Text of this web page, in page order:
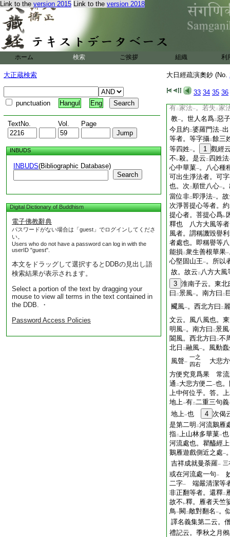
Link to the version 2015 Link to the version 2018
ホーム 検索 ご挨拶 組織 利
大正蔵検索
punctuation Hangul Eng
TextNo. Vol. Page
INBUDS
INBUDS(Bibliographic Database)
Search
Digital Dictionary of Buddhism
電子佛教辭典
パスワードがない場合は「guest」でログインしてくださ
い。
Users who do not have a password can log in with the
userID "guest".
本文をドラッグして選択するとDDBの見出し語
検索結果が表示されます。
Select a portion of the text by dragging your
mouse to view all terms in the text contained in
the DDB. ・
Password Access Policies
大日經疏演奧鈔 (No.
33 34 35 36
乳樹一。作二曼荼
池等者。瞿醯經上
。周邊有レ水速得
行人等者。山林祕
法者。密鈔五云。
大姓
一。 一刹利･二
旃陀羅等 五左
有二家法一。若失 二家
教一。世人名爲二惡子
今且約 二婆羅門法一
等者。等字攝二餘三
等四姓一。 1 觀經
不 レ殺。是云 二 四姓法
心中華菓一。八心種
可出生淨法者。可
也。次 二 順世八心一
當位非二 即淨法一。
次淨菩提心等者。約
提心者。菩提心爲レ
釋也 八方大風等者
風者。謂稱譏毀譽
者處也。即稱譽等
能損 二衆生善根華果一
心堅固山王一。所以
故。故云 二 八方大風
3 淮南子云。東北
曰 二景風一。南方曰 二
飂風一。西北方曰 二
文云。風八風也。
明風一。南方曰 二景風
闔風。西北方曰 二不
北日
二融風一。風動
風聲一
一之
四右
大悲方
方便究竟爲果 常流
通 二 大悲方便二一也
上中何位乎。答。
地上一有二二重三句義
地上一也 4 次偈
是第二明 二河流鵝雁
指二上山林多華菓一
河流處也。瞿醯經
鵝雁遊戲側近之處一
吉祥成就曼荼羅一 三
或在河流處一句一
二字一
端嚴清潔等
非正翻等者。還釋二
故不 レ釋。雁者天竺
鳥一闕 二敵對翻名 一。
譯名義集第二云。
禮記云。季秋之月